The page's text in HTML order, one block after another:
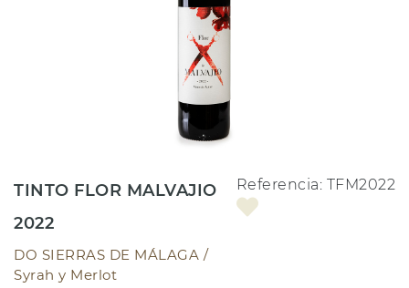
TINTO FLOR MALVAJIO
2022
DO SIERRAS DE MÁLAGA /
Syrah y Merlot
Referencia: TFM2022